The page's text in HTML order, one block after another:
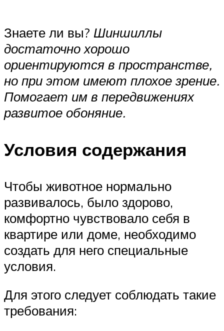
Знаете ли вы? Шиншиллы
достаточно хорошо
ориентируются в пространстве,
но при этом имеют плохое зрение.
Помогает им в передвижениях
развитое обоняние.
Условия содержания
Чтобы животное нормально
развивалось, было здорово,
комфортно чувствовало себя в
квартире или доме, необходимо
создать для него специальные
условия.
Для этого следует соблюдать такие
требования: